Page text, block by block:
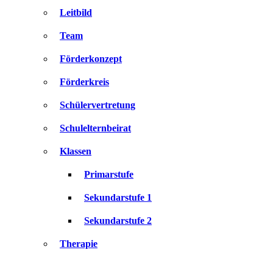
Leitbild
Team
Förderkonzept
Förderkreis
Schülervertretung
Schulelternbeirat
Klassen
Primarstufe
Sekundarstufe 1
Sekundarstufe 2
Therapie